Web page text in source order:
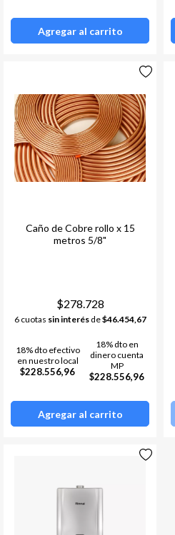
Agregar al carrito
Caño de Cobre rollo x 15
metros 5/8"
$278.728
6 cuotas sin interésde$46.454,67
18% dto efectivo
en nuestro local
$228.556,96
18% dto en
dinero cuenta
MP
$228.556,96
Agregar al carrito